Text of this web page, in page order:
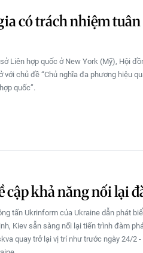
có trách nhiệm
Liên hợp quốc ở New York (Mỹ), Hội
với chủ đề “Chủ nghĩa đa phương hiệu
quốc”.
cập khả năng nối lại
tấn Ukrinform của Ukraine dẫn phát
Kiev sẵn sàng nối lại tiến trình đàm
quay trở lại vị trí như trước ngày 24/2